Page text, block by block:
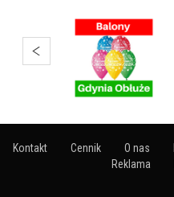
Kontakt Cennik O nas
Reklama